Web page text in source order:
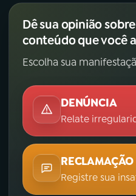
Dê sua opinião
conteúdo que você
Escolha sua
DENÚNCIA
Relate
RECLAMAÇÃO
Registre sua